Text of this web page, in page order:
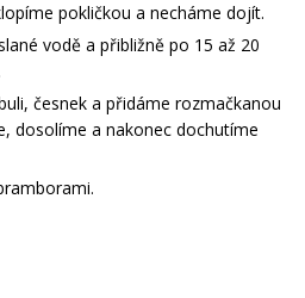
pokličkou a necháme dojít.
vodě a přibližně po 15 až 20
česnek a přidáme rozmačkanou
dosolíme a nakonec dochutíme